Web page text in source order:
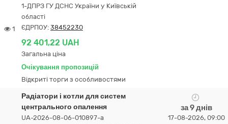
1
1-ДПРЗ ГУ ДСНС України у Київській
області
ЄДРПОУ: 38452230
92 401,22 UAH
Загальна ціна
Очікування пропозицій
Відкриті торги з особливостями
Радіатори і котли для систем
центрального опалення
UA-2026-08-06-010897-a
за 9 днів
17-08-2026, 09:00